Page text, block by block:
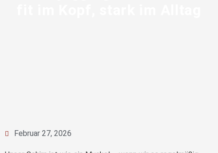
Februar 27, 2026